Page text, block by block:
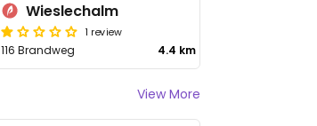
Wieslechalm
1 review
116 Brandweg 4.4 km
View More